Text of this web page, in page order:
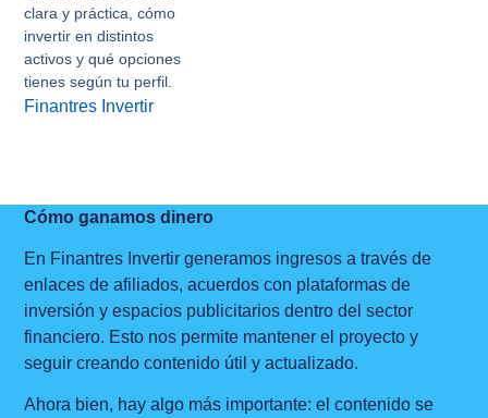
clara y práctica, cómo
invertir en distintos
activos y qué opciones
tienes según tu perfil.
Finantres Invertir
Cómo ganamos dinero
En Finantres Invertir generamos ingresos a través de
enlaces de afiliados, acuerdos con plataformas de
inversión y espacios publicitarios dentro del sector
financiero. Esto nos permite mantener el proyecto y
seguir creando contenido útil y actualizado.
Ahora bien, hay algo más importante: el contenido se